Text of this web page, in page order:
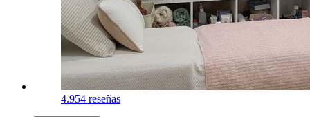
4.954 reseñas